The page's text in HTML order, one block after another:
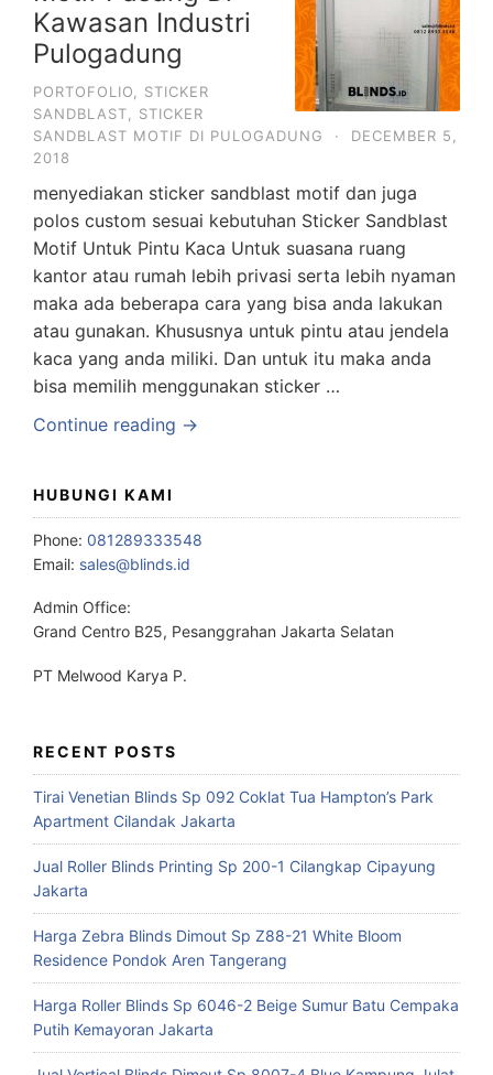
Kawasan Industri
Pulogadung
PORTOFOLIO
STICKER
SANDBLAST
STICKER
SANDBLAST MOTIF DI PULOGADUNG
·
DECEMBER 5,
2018
menyediakan sticker sandblast motif dan juga
polos custom sesuai kebutuhan Sticker Sandblast
Motif Untuk Pintu Kaca Untuk suasana ruang
kantor atau rumah lebih privasi serta lebih nyaman
maka ada beberapa cara yang bisa anda lakukan
atau gunakan. Khususnya untuk pintu atau jendela
kaca yang anda miliki. Dan untuk itu maka anda
bisa memilih menggunakan sticker …
Continue reading →
HUBUNGI KAMI
Phone: 081289333548
Email: sales@blinds.id
Admin Office:
Grand Centro B25, Pesanggrahan Jakarta Selatan
PT Melwood Karya P.
RECENT POSTS
Tirai Venetian Blinds Sp 092 Coklat Tua Hampton’s Park
Apartment Cilandak Jakarta
Jual Roller Blinds Printing Sp 200-1 Cilangkap Cipayung
Jakarta
Harga Zebra Blinds Dimout Sp Z88-21 White Bloom
Residence Pondok Aren Tangerang
Harga Roller Blinds Sp 6046-2 Beige Sumur Batu Cempaka
Putih Kemayoran Jakarta